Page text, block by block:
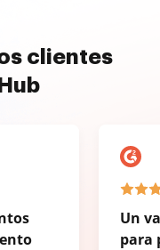
clientes
Un
para